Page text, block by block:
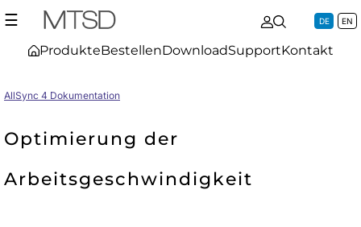
☰
ProdukteBestellenDownloadSupportKontakt
DE EN
AllSync 4 Dokumentation
Optimierung der
Arbeitsgeschwindigkeit